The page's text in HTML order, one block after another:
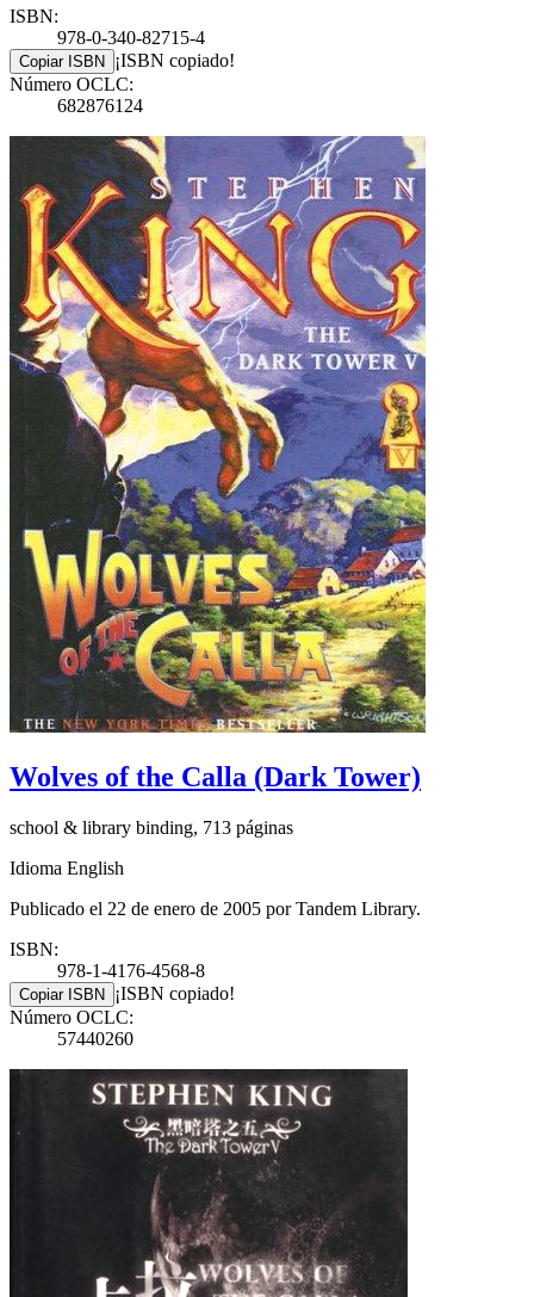
ISBN:
978-0-340-82715-4
Copiar ISBN
¡ISBN copiado!
Número OCLC:
682876124
Wolves of the Calla (Dark Tower)
school & library binding, 713 páginas
Idioma English
Publicado el 22 de enero de 2005 por Tandem Library.
ISBN:
978-1-4176-4568-8
Copiar ISBN
¡ISBN copiado!
Número OCLC:
57440260